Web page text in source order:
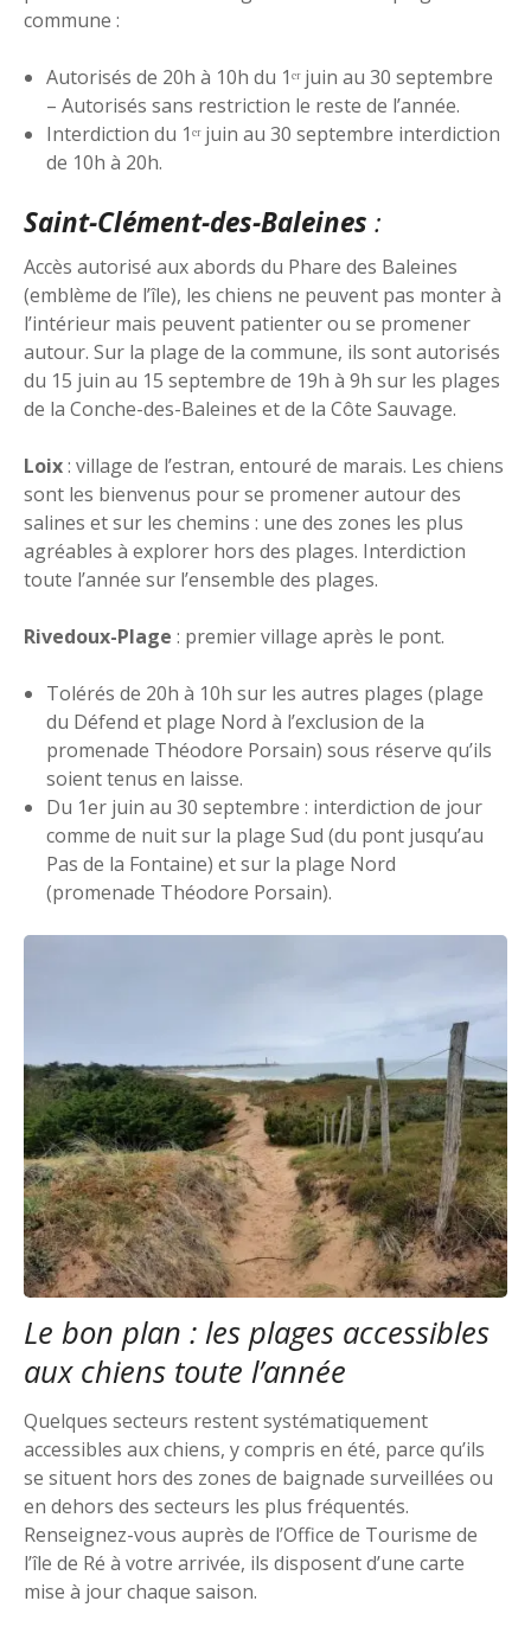
commune :
Autorisés de 20h à 10h du 1ᵉʳ juin au 30 septembre
– Autorisés sans restriction le reste de l’année.
Interdiction du 1ᵉʳ juin au 30 septembre interdiction
de 10h à 20h.
Saint-Clément-des-Baleines :
Accès autorisé aux abords du Phare des Baleines
(emblème de l’île), les chiens ne peuvent pas monter à
l’intérieur mais peuvent patienter ou se promener
autour. Sur la plage de la commune, ils sont autorisés
du 15 juin au 15 septembre de 19h à 9h sur les plages
de la Conche-des-Baleines et de la Côte Sauvage.
Loix: village de l’estran, entouré de marais. Les chiens
sont les bienvenus pour se promener autour des
salines et sur les chemins : une des zones les plus
agréables à explorer hors des plages. Interdiction
toute l’année sur l’ensemble des plages.
Rivedoux-Plage : premier village après le pont.
Tolérés de 20h à 10h sur les autres plages (plage
du Défend et plage Nord à l’exclusion de la
promenade Théodore Porsain) sous réserve qu’ils
soient tenus en laisse.
Du 1er juin au 30 septembre : interdiction de jour
comme de nuit sur la plage Sud (du pont jusqu’au
Pas de la Fontaine) et sur la plage Nord
(promenade Théodore Porsain).
Le bon plan : les plages accessibles
aux chiens toute l’année
Quelques secteurs restent systématiquement
accessibles aux chiens, y compris en été, parce qu’ils
se situent hors des zones de baignade surveillées ou
en dehors des secteurs les plus fréquentés.
Renseignez-vous auprès de l’Office de Tourisme de
l’île de Ré à votre arrivée, ils disposent d’une carte
mise à jour chaque saison.